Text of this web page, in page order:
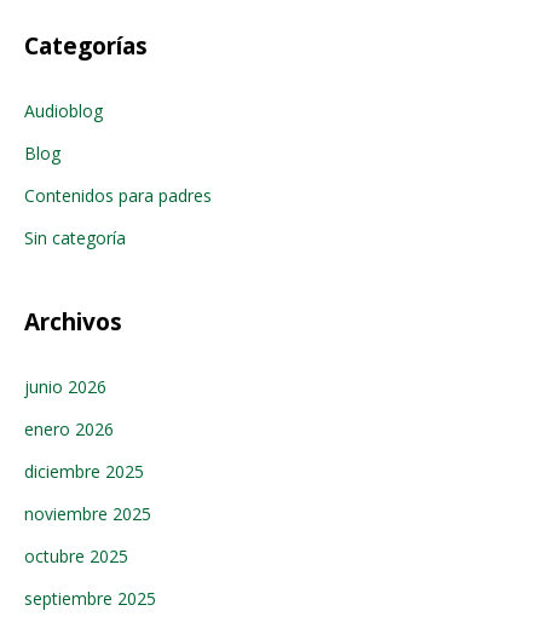
Categorías
Audioblog
Blog
Contenidos para padres
Sin categoría
Archivos
junio 2026
enero 2026
diciembre 2025
noviembre 2025
octubre 2025
septiembre 2025